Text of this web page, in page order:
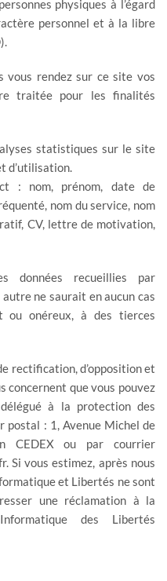
physiques à l’égard
personnel et à la libre
vous rendez sur ce site vos
traitée pour les finalités
statistiques sur le site
d’utilisation.
: nom, prénom, date de
nom du service, nom
CV, lettre de motivation,
données recueillies par
ne saurait en aucun cas
onéreux, à des tierces
rectification, d’opposition et
concernent que vous pouvez
à la protection des
postal : 1, Avenue Michel de
CEDEX ou par courrier
Si vous estimez, après nous
et Libertés ne sont
une réclamation à la
des Libertés